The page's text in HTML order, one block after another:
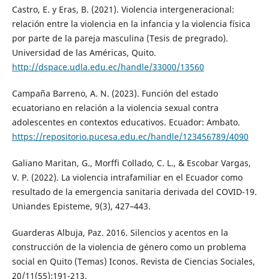
Castro, E. y Eras, B. (2021). Violencia intergeneracional:
relación entre la violencia en la infancia y la violencia física
por parte de la pareja masculina (Tesis de pregrado).
Universidad de las Américas, Quito.
http://dspace.udla.edu.ec/handle/33000/13560
Campaña Barreno, A. N. (2023). Función del estado
ecuatoriano en relación a la violencia sexual contra
adolescentes en contextos educativos. Ecuador: Ambato.
https://repositorio.pucesa.edu.ec/handle/123456789/4090
Galiano Maritan, G., Morffi Collado, C. L., & Escobar Vargas,
V. P. (2022). La violencia intrafamiliar en el Ecuador como
resultado de la emergencia sanitaria derivada del COVID-19.
Uniandes Episteme, 9(3), 427–443.
Guarderas Albuja, Paz. 2016. Silencios y acentos en la
construcción de la violencia de género como un problema
social en Quito (Temas) Iconos. Revista de Ciencias Sociales,
20/11(55):191-213.